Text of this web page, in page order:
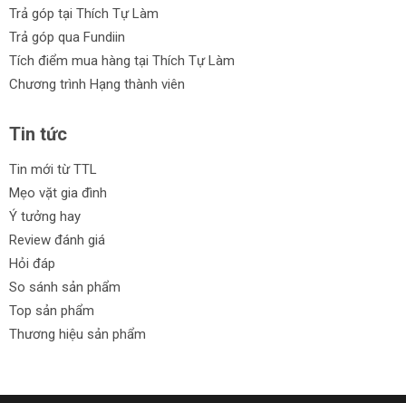
Trả góp tại Thích Tự Làm
Trả góp qua Fundiin
Tích điểm mua hàng tại Thích Tự Làm
Chương trình Hạng thành viên
Tin tức
Tin mới từ TTL
Mẹo vặt gia đình
Ý tưởng hay
Review đánh giá
Hỏi đáp
So sánh sản phẩm
Top sản phẩm
Thương hiệu sản phẩm